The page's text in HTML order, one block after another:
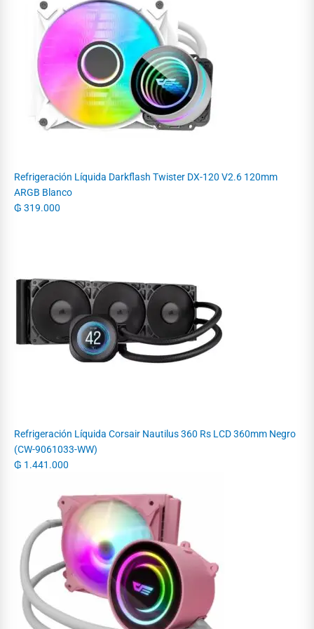
Refrigeración Líquida Darkflash Twister DX-120 V2.6 120mm
ARGB Blanco
₲ 319.000
Refrigeración Líquida Corsair Nautilus 360 Rs LCD 360mm Negro
(CW-9061033-WW)
₲ 1.441.000